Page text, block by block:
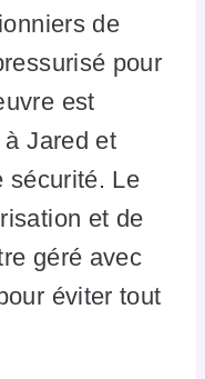
de
pour
est
Jared et
sécurité. Le
et de
géré avec
éviter tout